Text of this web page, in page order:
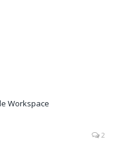
Workspace
2